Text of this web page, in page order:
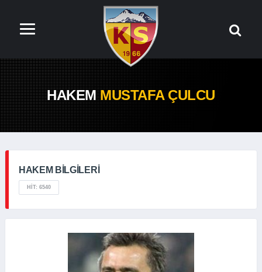
HAKEM MUSTAFA ÇULCU
HAKEM BILGILERI
HIT: 6540